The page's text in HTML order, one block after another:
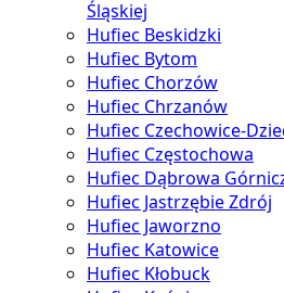
Śląskiej
Hufiec Beskidzki
Hufiec Bytom
Hufiec Chorzów
Hufiec Chrzanów
Hufiec Czechowice-
Hufiec Częstochowa
Hufiec Dąbrowa
Hufiec Jastrzębie Zdrój
Hufiec Jaworzno
Hufiec Katowice
Hufiec Kłobuck